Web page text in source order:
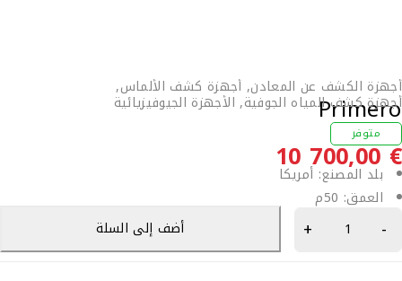
الكشف عن المعادن, أجهزة كشف الألماس,
كشف المياه الجوفية, الأجهزة الجيوفيزيائية
متوفر
10 700,00
بلد المصنع:أمريكا
العمق:50م
أضف إلى السلة